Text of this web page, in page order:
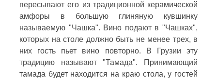
пересыпают его из традиционной керамической
амфоры в большую глиняную кувшинку
называемую "Чашка". Вино подают в "Чашках",
которых на столе должно быть не менее трех, в
них гость пьет вино повторно. В Грузии эту
традицию называют "Тамада". Принимающий
тамада будет находится на краю стола, у гостей